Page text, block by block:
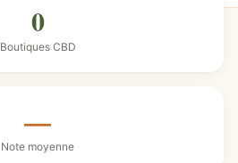
0
Boutiques CBD
—
Note moyenne